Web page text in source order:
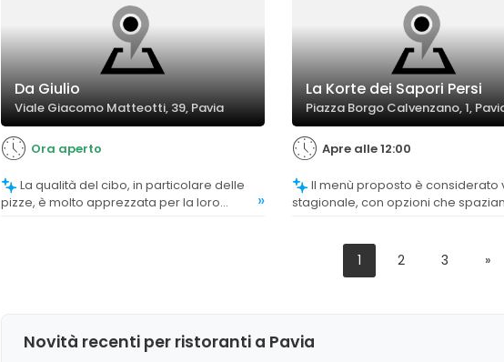
Da Giulio
Viale Giacomo Matteotti, 39, Pavia
Ora aperto
pizze, è molto apprezzata per la loro
»
La Korte dei Sapori Persi
Piazza Borgo Calvenzano, 1,
Apre alle 12:00
Il menù proposto è considerato vario e
stagionale, con opzioni che
1 2 3 »
Novità recenti per ristoranti a Pavia